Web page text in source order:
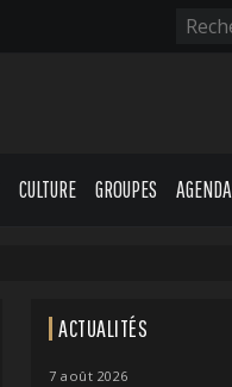
CULTURE GROUPES AGENDA
ACTUALITÉS
7 août 2026